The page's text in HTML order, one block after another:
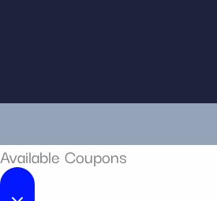
Available Coupons